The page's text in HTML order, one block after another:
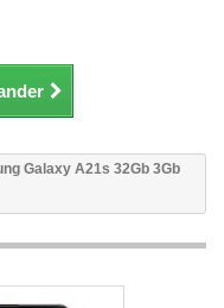
Galaxy A21s 32Gb 3Gb